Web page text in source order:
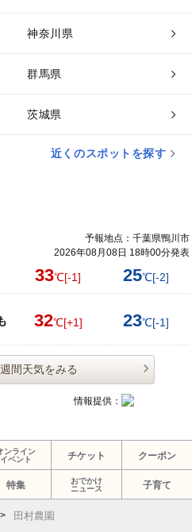
神奈川県
群馬県
茨城県
近くのスポットを探す
予報地点：千葉県鴨川市
2026年08月08日 18時00分発表
33℃[-1] 25℃[-2]
32℃[+1] 23℃[-1]
間天気をみる
情報提供：
ンライン
イベント
チケット クーポン
特集
おでかけ
ニュース
子育て
田村農園